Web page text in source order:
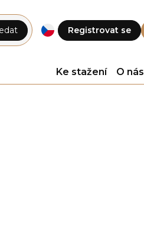
Registrovat se
Ke stažení O nás